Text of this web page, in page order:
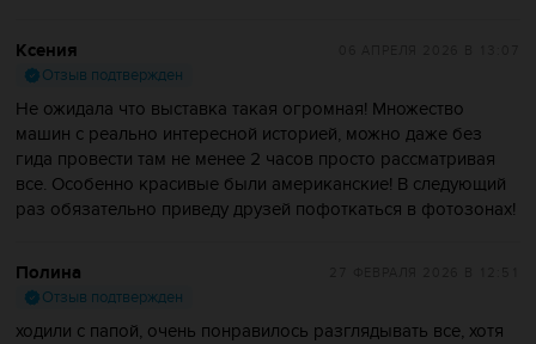
Ксения
Отзыв подтвержден
Не ожидала что выставка такая огромная! Множество
машин с реально интересной историей, можно даже без
гида провести там не менее 2 часов просто рассматривая
все. Особенно красивые были американские! В следующий
раз обязательно приведу друзей пофоткаться в фотозонах!
Полина
Отзыв подтвержден
ходили с папой, очень понравилось разглядывать все, хотя